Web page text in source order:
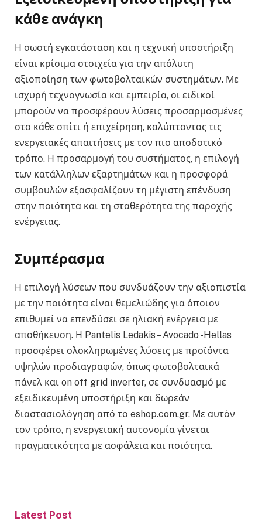
κάθε ανάγκη
Η σωστή εγκατάσταση και η τεχνική υποστήριξη
είναι κρίσιμα στοιχεία για την απόλυτη
αξιοποίηση των φωτοβολταϊκών συστημάτων. Με
ισχυρή τεχνογνωσία και εμπειρία, οι ειδικοί
μπορούν να προσφέρουν λύσεις προσαρμοσμένες
στο κάθε σπίτι ή επιχείρηση, καλύπτοντας τις
ενεργειακές απαιτήσεις με τον πιο αποδοτικό
τρόπο. Η προσαρμογή του συστήματος, η επιλογή
των κατάλληλων εξαρτημάτων και η προσφορά
συμβουλών εξασφαλίζουν τη μέγιστη επένδυση
στην ποιότητα και τη σταθερότητα της παροχής
ενέργειας.
Συμπέρασμα
Η επιλογή λύσεων που συνδυάζουν την αξιοπιστία
με την ποιότητα είναι θεμελιώδης για όποιον
επιθυμεί να επενδύσει σε ηλιακή ενέργεια με
αποθήκευση. Η Pantelis Ledakis – Avocado -Hellas
προσφέρει ολοκληρωμένες λύσεις με προϊόντα
υψηλών προδιαγραφών, όπως φωτοβολταικά
πάνελ και on off grid inverter, σε συνδυασμό με
εξειδικευμένη υποστήριξη και δωρεάν
διαστασιολόγηση από το eshop.com.gr. Με αυτόν
τον τρόπο, η ενεργειακή αυτονομία γίνεται
πραγματικότητα με ασφάλεια και ποιότητα.
Latest Post